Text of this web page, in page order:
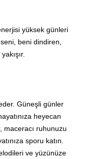
yüksek günleri
beni dindiren,
Güneşli günler
heyecan
maceracı ruhunuzu
sporu katın.
ve yüzünüze